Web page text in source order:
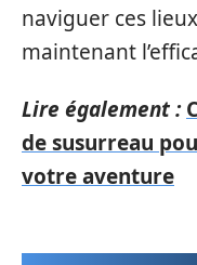
naviguer ces
maintenant
Lire également :
de susurreau
votre aventure